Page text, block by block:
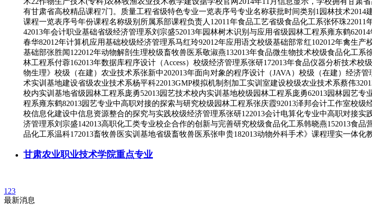
有甘肃省高校精品课程7门。质量工程省级特色专业一览表序号专业名称获批时间类别1园林技术2014
课程一览表序号年份课程名称级别所属系部课程负责人12011年食品工艺省级食品化工系张怀珠
42013年会计职业基础省级经济管理系刘宗盛52013年园林树木识别与应用省级园林工程系雍东鹤
春华82012年计算机应用基础校级经济管理系马红玲92012年应用语文校级基础部常红102012年禽生
基础部张胜闻122012年动物解剖生理校级畜牧兽医系敬淑燕132013年食品微生物技术校级食品化工
林工程系付蓉162013年数据库程序设计（Access）校级经济管理系张研172013年食品仪器分析技术
物生理》校级（在建）农业技术系张新中202013年面向对象的程序设计（JAVA）校级（在建）经济
术实训基地建设省级农业技术系杨平科22013GMP模拟机制剂加工实训室建设校级农业技术系蔡伟
校内实训基地省级园林工程系庞勇52013园艺技术校内实训基地校级园林工程系庞勇62013园林园艺
程系雍东鹤82013园艺专业中高职对接的探索与研究校级园林工程系张庆霞92013泽邦会计工作室校
校信息化建设中信息资源整合的探究与实践校级经济管理系张研122013会计电算化专业中高职对接
济管理系刘宗盛142013高职化工类专业校企合作的创新与完善研究校级食品化工系韩晓燕152013食
品化工系温科172013畜牧兽医实训基地省级畜牧兽医系张申贵182013动物外科手术》课程理实一体
甘肃农业职业技术学院重点专业
1 23
最新消息